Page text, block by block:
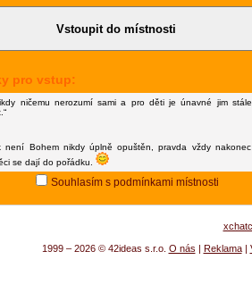
pro vstup:
ničemu nerozumí sami a pro děti je únavné jim
není Bohem nikdy úplně opuštěn, pravda vždy
se dají do pořádku.
Souhlasím s podmínkami místnosti
1999 – 2026 © 42ideas s.r.o. O nás | Reklama|